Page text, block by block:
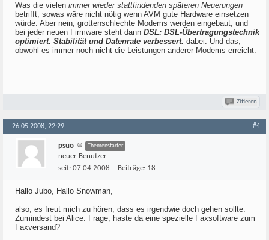
Was die vielen immer wieder stattfindenden späteren Neuerungen
betrifft, sowas wäre nicht nötig wenn AVM gute Hardware einsetzen
würde. Aber nein, grottenschlechte Modems werden eingebaut, und
bei jeder neuen Firmware steht dann DSL: DSL-Übertragungstechnik
optimiert. Stabilität und Datenrate verbessert. dabei. Und das,
obwohl es immer noch nicht die Leistungen anderer Modems erreicht.
Zitieren
26.05.2008, 22:29 #4
psuo Themenstarter
neuer Benutzer
seit: 07.04.2008 Beiträge: 18
Hallo Jubo, Hallo Snowman,
also, es freut mich zu hören, dass es irgendwie doch gehen sollte.
Zumindest bei Alice. Frage, haste da eine spezielle Faxsoftware zum
Faxversand?